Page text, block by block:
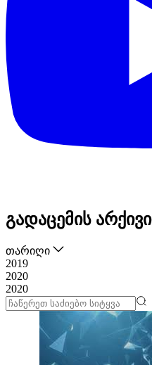
გადაცემის არქივი
თარიღი
2019
2020
2020